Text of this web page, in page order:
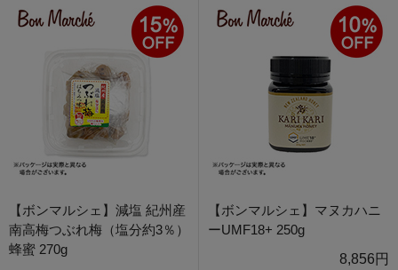
【ボンマルシェ】減塩 紀州産
南高梅つぶれ梅（塩分約3％）
蜂蜜 270g
【ボンマルシェ】マヌカハニ
ーUMF18+ 250g
8,856円